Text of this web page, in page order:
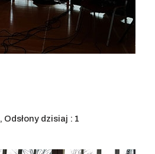
, Odsłony dzisiaj : 1